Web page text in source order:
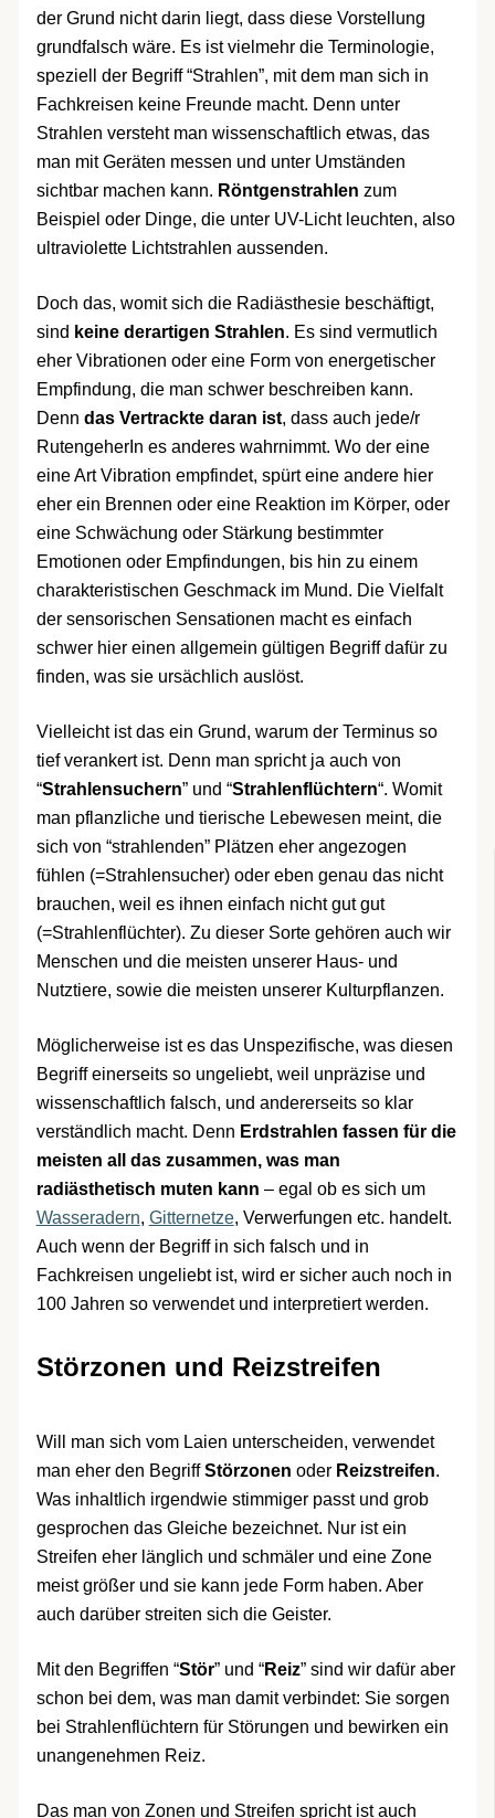
der Grund nicht darin liegt, dass diese Vorstellung
grundfalsch wäre. Es ist vielmehr die Terminologie,
speziell der Begriff “Strahlen”, mit dem man sich in
Fachkreisen keine Freunde macht. Denn unter
Strahlen versteht man wissenschaftlich etwas, das
man mit Geräten messen und unter Umständen
sichtbar machen kann. Röntgenstrahlen zum
Beispiel oder Dinge, die unter UV-Licht leuchten, also
ultraviolette Lichtstrahlen aussenden.
Doch das, womit sich die Radiästhesie beschäftigt,
sind keine derartigen Strahlen. Es sind vermutlich
eher Vibrationen oder eine Form von energetischer
Empfindung, die man schwer beschreiben kann.
Denn das Vertrackte daran ist, dass auch jede/r
RutengeherIn es anderes wahrnimmt. Wo der eine
eine Art Vibration empfindet, spürt eine andere hier
eher ein Brennen oder eine Reaktion im Körper, oder
eine Schwächung oder Stärkung bestimmter
Emotionen oder Empfindungen, bis hin zu einem
charakteristischen Geschmack im Mund. Die Vielfalt
der sensorischen Sensationen macht es einfach
schwer hier einen allgemein gültigen Begriff dafür zu
finden, was sie ursächlich auslöst.
Vielleicht ist das ein Grund, warum der Terminus so
tief verankert ist. Denn man spricht ja auch von
“Strahlensuchern” und “Strahlenflüchtern“. Womit
man pflanzliche und tierische Lebewesen meint, die
sich von “strahlenden” Plätzen eher angezogen
fühlen (=Strahlensucher) oder eben genau das nicht
brauchen, weil es ihnen einfach nicht gut gut
(=Strahlenflüchter). Zu dieser Sorte gehören auch wir
Menschen und die meisten unserer Haus- und
Nutztiere, sowie die meisten unserer Kulturpflanzen.
Möglicherweise ist es das Unspezifische, was diesen
Begriff einerseits so ungeliebt, weil unpräzise und
wissenschaftlich falsch, und andererseits so klar
verständlich macht. Denn Erdstrahlen fassen für die
meisten all das zusammen, was man
radiästhetisch muten kann – egal ob es sich um
Wasseradern, Gitternetze, Verwerfungen etc. handelt.
Auch wenn der Begriff in sich falsch und in
Fachkreisen ungeliebt ist, wird er sicher auch noch in
100 Jahren so verwendet und interpretiert werden.
Störzonen und Reizstreifen
Will man sich vom Laien unterscheiden, verwendet
man eher den BegriffStörzonen oder Reizstreifen.
Was inhaltlich irgendwie stimmiger passt und grob
gesprochen das Gleiche bezeichnet. Nur ist ein
Streifen eher länglich und schmäler und eine Zone
meist größer und sie kann jede Form haben. Aber
auch darüber streiten sich die Geister.
Mit den Begriffen “Stör” und “Reiz” sind wir dafür aber
schon bei dem, was man damit verbindet: Sie sorgen
bei Strahlenflüchtern für Störungen und bewirken ein
unangenehmen Reiz.
Das man von Zonen und Streifen spricht ist auch